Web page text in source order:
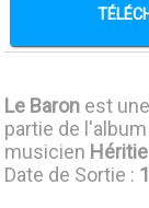
Le Baron est
partie de l'album
musicien
Date de Sortie :